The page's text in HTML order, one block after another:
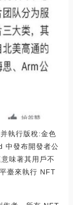
執行版稅:金色
中發布開發者公
味著其用戶不
臺來執行 NFT